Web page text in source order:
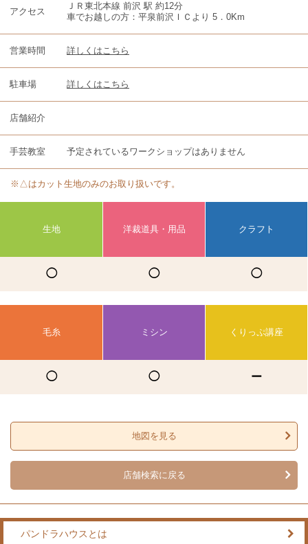
アクセス
ＪＲ東北本線 前沢 駅 約12分
車でお越しの方：平泉前沢ＩＣより 5．0Km
営業時間 詳しくはこちら
駐車場 詳しくはこちら
店舗紹介
手芸教室 予定されているワークショップはありません
※△はカット生地のみのお取り扱いです。
生地 洋裁道具・用品 クラフト
◯ ◯ ◯
毛糸 ミシン くりっぷ講座
◯ ◯ ー
地図を見る
店舗検索に戻る
パンドラハウスとは